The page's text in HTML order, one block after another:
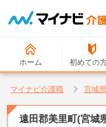
ホーム 初めての
マイナビ介護職 宮城県
遠田郡美里町(宮城